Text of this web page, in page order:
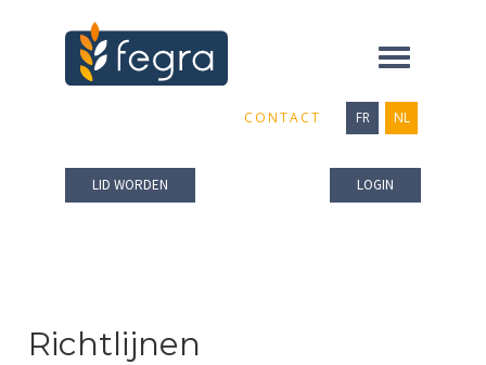
Toggle
CONTACT FR NL
LID WORDEN LOGIN
Richtlijnen